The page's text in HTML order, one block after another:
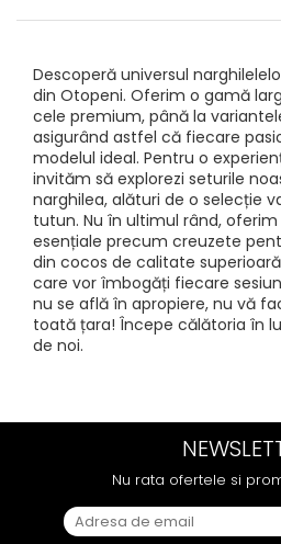
Descoperă universul
din Otopeni. Oferim o gamă
cele premium, până la
asigurând astfel că fiecare
modelul ideal. Pentru o
invităm să explorezi seturile
narghilea, alături de o selecție
tutun. Nu în ultimul rând,
esențiale precum creuzete
din cocos de calitate
care vor îmbogăți fiecare
nu se află în apropiere, nu vă
toată țara! Începe călătoria în
de noi.
Nu rata ofertele si